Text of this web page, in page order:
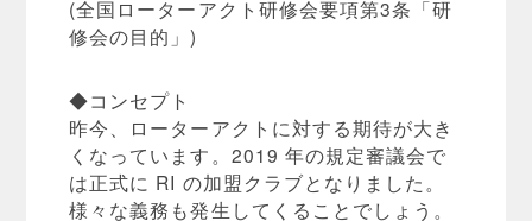
(全国ローターアクト研修会要項第3条「研
修会の目的」)
◆コンセプト
昨今、ローターアクトに対する期待が大き
くなっています。2019 年の規定審議会で
は正式に RI の加盟クラブとなりました。
様々な義務も発生してくることでしょう。